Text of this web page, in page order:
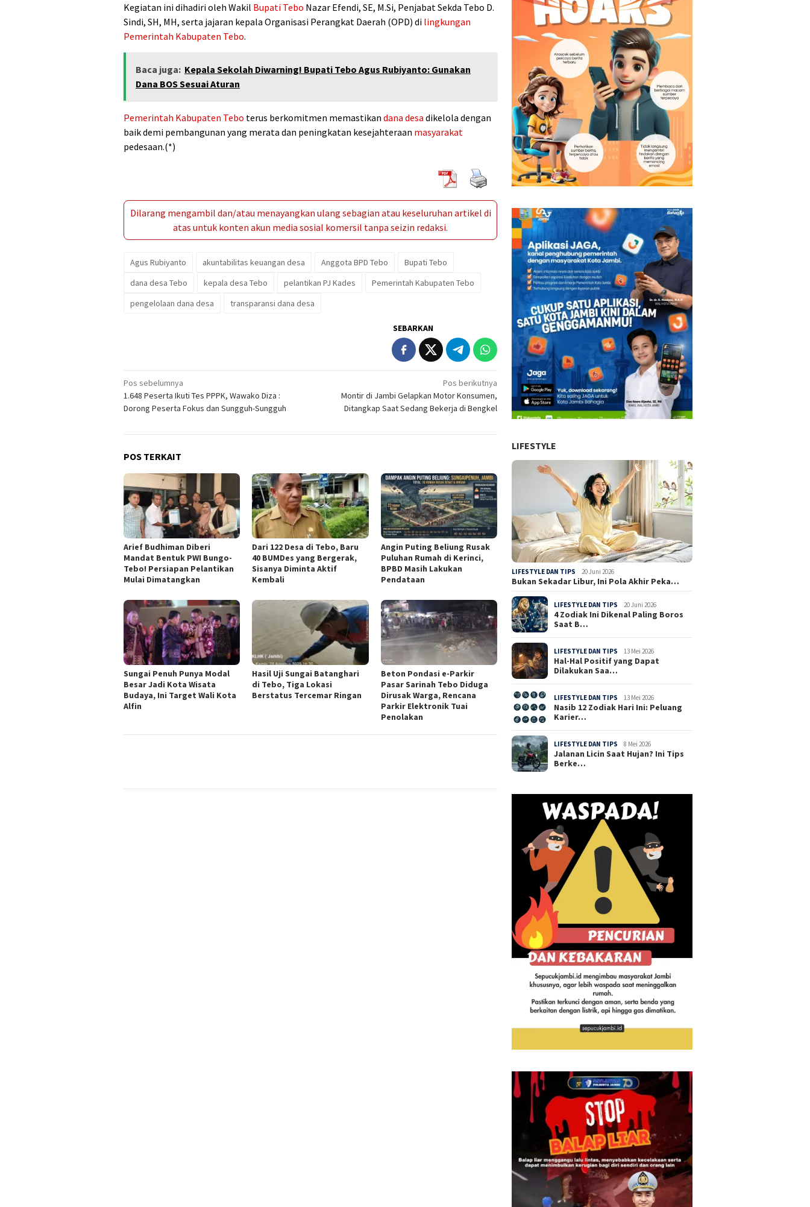
Kegiatan ini dihadiri oleh Wakil Bupati Tebo Nazar Efendi, SE, M.Si, Penjabat Sekda Tebo D.
Sindi, SH, MH, serta jajaran kepala Organisasi Perangkat Daerah (OPD) di lingkungan
Pemerintah Kabupaten Tebo.
Baca juga: Kepala Sekolah Diwarning! Bupati Tebo Agus Rubiyanto: Gunakan
Dana BOS Sesuai Aturan
Pemerintah Kabupaten Tebo terus berkomitmen memastikan dana desa dikelola dengan
baik demi pembangunan yang merata dan peningkatan kesejahteraan masyarakat
pedesaan.(*)
Dilarang mengambil dan/atau menayangkan ulang sebagian atau keseluruhan artikel di
atas untuk konten akun media sosial komersil tanpa seizin redaksi.
Agus Rubiyanto akuntabilitas keuangan desa Anggota BPD Tebo
Bupati Tebo
dana desa Tebo
kepala desa Tebo pelantikan PJ Kades
Pemerintah Kabupaten Tebo
pengelolaan dana desa
transparansi dana desa
SEBARKAN
Navigasi
pos
Pos sebelumnya
1.648 Peserta Ikuti Tes PPPK, Wawako Diza :
Dorong Peserta Fokus dan Sungguh-Sungguh
Pos berikutnya
Montir di Jambi Gelapkan Motor Konsumen,
Ditangkap Saat Sedang Bekerja di Bengkel
POS TERKAIT
Arief Budhiman Diberi
Mandat Bentuk PWI Bungo-
Tebo! Persiapan Pelantikan
Mulai Dimatangkan
Dari 122 Desa di Tebo, Baru
40 BUMDes yang Bergerak,
Sisanya Diminta Aktif
Kembali
Angin Puting Beliung Rusak
Puluhan Rumah di Kerinci,
BPBD Masih Lakukan
Pendataan
Sungai Penuh Punya Modal
Besar Jadi Kota Wisata
Budaya, Ini Target Wali Kota
Alfin
Hasil Uji Sungai Batanghari
di Tebo, Tiga Lokasi
Berstatus Tercemar Ringan
Beton Pondasi e-Parkir
Pasar Sarinah Tebo Diduga
Dirusak Warga, Rencana
Parkir Elektronik Tuai
Penolakan
LIFESTYLE
LIFESTYLE DAN TIPS 20 Juni 2026
Bukan Sekadar Libur, Ini Pola Akhir Peka…
LIFESTYLE DAN TIPS 20 Juni 2026
4 Zodiak Ini Dikenal Paling Boros
Saat B…
LIFESTYLE DAN TIPS 13 Mei 2026
Hal-Hal Positif yang Dapat
Dilakukan Saa…
LIFESTYLE DAN TIPS 13 Mei 2026
Nasib 12 Zodiak Hari Ini: Peluang
Karier…
LIFESTYLE DAN TIPS 8 Mei 2026
Jalanan Licin Saat Hujan? Ini Tips
Berke…